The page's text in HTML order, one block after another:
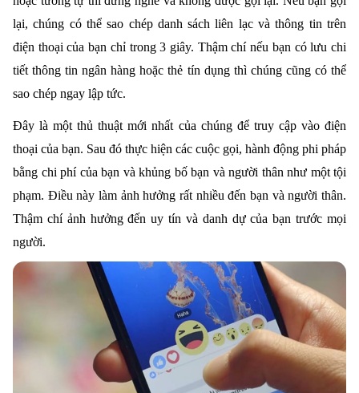
lại, chúng có thể sao chép danh sách liên lạc và thông tin trên
điện thoại của bạn chỉ trong 3 giây. Thậm chí nếu bạn có lưu chi
tiết thông tin ngân hàng hoặc thẻ tín dụng thì chúng cũng có thể
sao chép ngay lập tức.
Đây là một thủ thuật mới nhất của chúng để truy cập vào điện
thoại của bạn. Sau đó thực hiện các cuộc gọi, hành động phi pháp
bằng chi phí của bạn và khủng bố bạn và người thân như một tội
phạm. Điều này làm ảnh hưởng rất nhiều đến bạn và người thân.
Thậm chí ảnh hưởng đến uy tín và danh dự của bạn trước mọi
người.